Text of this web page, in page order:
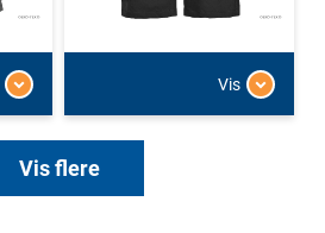
Vis
Vis flere